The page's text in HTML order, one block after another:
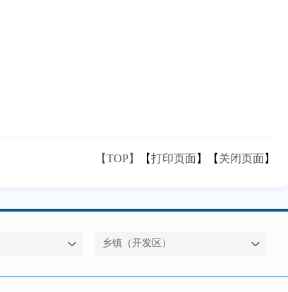
【TOP】 【打印页面】【 关闭页面】
乡镇（开发区）